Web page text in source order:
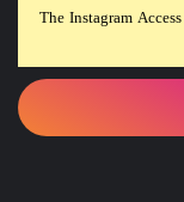
The Instagram